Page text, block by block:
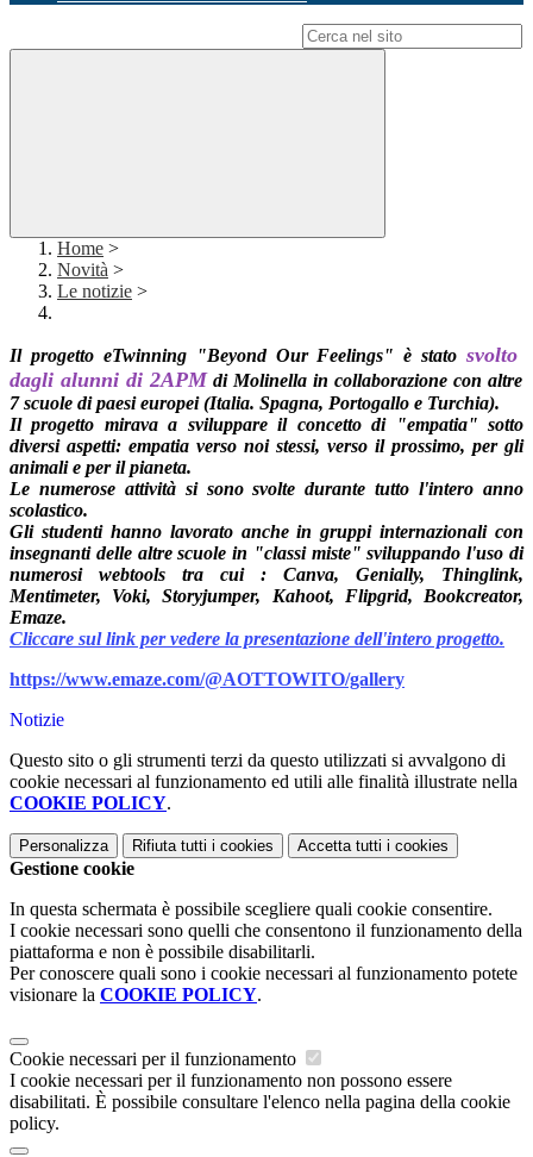
Home >
Novità >
Le notizie >
Il progetto eTwinning "Beyond Our Feelings" èstato svolto
dagli alunni di 2APMdi Molinella in collaborazione con altre
7 scuole di paesi europei (Italia. Spagna, Portogallo e Turchia).
Il progetto mirava a sviluppare il concetto di "empatia" sotto
diversi aspetti: empatia verso noi stessi, verso il prossimo, per gli
animali e per il pianeta.
Le numerose attività si sono svolte durante tutto l'intero anno
scolastico.
Gli studenti hanno lavorato anche in gruppi internazionali con
insegnanti delle altre scuole in "classi miste" sviluppando l'uso di
numerosi webtools tra cui : Canva, Genially, Thinglink,
Mentimeter, Voki, Storyjumper, Kahoot, Flipgrid, Bookcreator,
Emaze.
Cliccare sul link per vedere la presentazione dell'intero progetto.
https://www.emaze.com/@AOTTOWITO/gallery
Notizie
Questo sito o gli strumenti terzi da questo utilizzati si avvalgono di
cookie necessari al funzionamento ed utili alle finalità illustrate nella
COOKIE POLICY.
Personalizza Rifiuta tutti i cookies Accetta tutti i cookies
Gestione cookie
In questa schermata è possibile scegliere quali cookie consentire.
I cookie necessari sono quelli che consentono il funzionamento della
piattaforma e non è possibile disabilitarli.
Per conoscere quali sono i cookie necessari al funzionamento potete
visionare la COOKIE POLICY.
Cookie necessari per il funzionamento
I cookie necessari per il funzionamento non possono essere
disabilitati. È possibile consultare l'elenco nella pagina della cookie
policy.